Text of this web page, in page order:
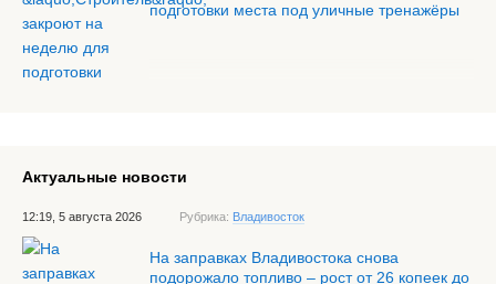
подготовки места под уличные тренажёры
Актуальные новости
12:19, 5 августа 2026 Рубрика: Владивосток
На заправках Владивостока снова
подорожало топливо – рост от 26 копеек до